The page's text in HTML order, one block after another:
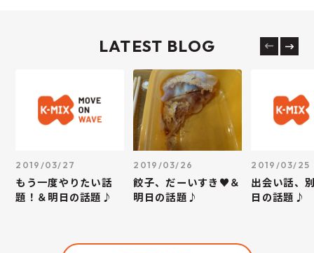
LATEST BLOG
2019/03/27
もう一度やりたい話
題！＆明日の話題♪
2019/03/26
餃子、だーいすき♥＆
明日の話題♪
2019/03/25
出会い話、
日の話題♪